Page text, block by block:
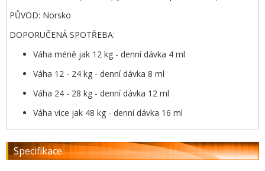
PŮVOD: Norsko
DOPORUČENÁ SPOTŘEBA:
Váha méně jak 12 kg - denní dávka 4 ml
Váha 12 - 24 kg - denní dávka 8 ml
Váha 24 - 28 kg - denní dávka 12 ml
Váha více jak 48 kg - denní dávka 16 ml
Specifikace